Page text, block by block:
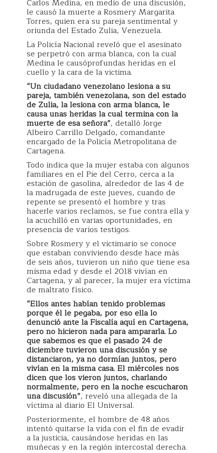
Carlos Medina, en medio de una discusión,
le causó la muerte a Rosmery Margarita
Torres, quien era su pareja sentimental y
oriunda del Estado Zulia, Venezuela.
La Policía Nacional reveló que el asesinato
se perpetró con arma blanca, con la cual
Medina le causóprofundas heridas en el
cuello y la cara de la victima.
“Un ciudadano venezolano lesiona a su
pareja, también venezolana, son del estado
de Zulia, la lesiona con arma blanca, le
causa unas heridas la cual termina con la
muerte de esa señora”, detalló Jorge
Albeiro Carrillo Delgado, comandante
encargado de la Policía Metropolitana de
Cartagena.
Todo indica que la mujer estaba con algunos
familiares en el Pie del Cerro, cerca a la
estación de gasolina, alrededor de las 4 de
la madrugada de este jueves, cuando de
repente se presentó el hombre y tras
hacerle varios reclamos, se fue contra ella y
la acuchilló en varias oportunidades, en
presencia de varios testigos.
Sobre Rosmery y el victimario se conoce
que estaban conviviendo desde hace más
de seis años, tuvieron un niño que tiene esa
misma edad y desde el 2018 vivían en
Cartagena, y al parecer, la mujer era víctima
de maltrato físico.
“Ellos antes habían tenido problemas
porque él le pegaba, por eso ella lo
denunció ante la Fiscalía aquí en Cartagena,
pero no hicieron nada para ampararla. Lo
que sabemos es que el pasado 24 de
diciembre tuvieron una discusión y se
distanciaron, ya no dormían juntos, pero
vivían en la misma casa. El miércoles nos
dicen que los vieron juntos, charlando
normalmente, pero en la noche escucharon
una discusión”, reveló una allegada de la
víctima al diario El Universal.
Posteriormente, el hombre de 48 años
intentó quitarse la vida con el fin de evadir
a la justicia, causándose heridas en las
muñecas y en la región intercostal derecha.